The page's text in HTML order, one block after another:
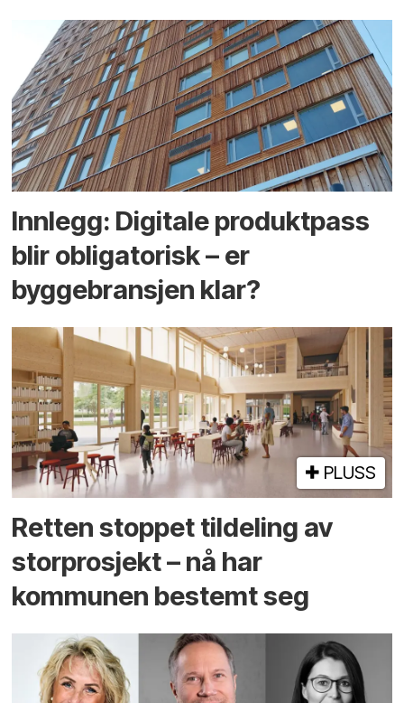
Innlegg: Digitale produktpass
blir obligatorisk – er
byggebransjen klar?
PLUSS
Retten stoppet tildeling av
storprosjekt – nå har
kommunen bestemt seg